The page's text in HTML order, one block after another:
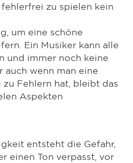
zu spielen kein
um eine schöne
Ein Musiker kann alle
und immer noch keine
auch wenn man eine
Fehlern hat, bleibt das
Aspekten
entsteht die Gefahr,
einen Ton verpasst, vor